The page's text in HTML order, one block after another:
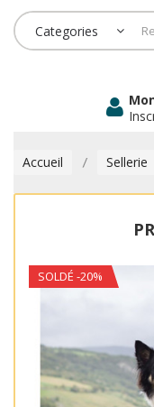
Categories
Accueil Sellerie
SOLDÉ -20%